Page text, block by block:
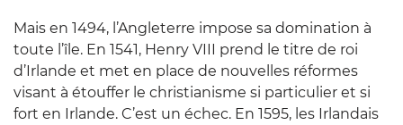
Mais en 1494, l’Angleterre impose sa domination à
toute l’île. En 1541, Henry VIII prend le titre de roi
d’Irlande et met en place de nouvelles réformes
visant à étouffer le christianisme si particulier et si
fort en Irlande. C’est un échec. En 1595, les Irlandais